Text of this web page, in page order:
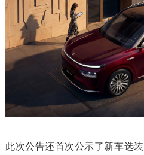
此次公告还首次公示了新车选